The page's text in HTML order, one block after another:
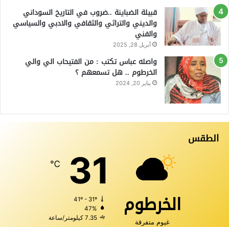
قبيلة الضباينة ..ضروب في التاريخ السوداني
والديني والتراثي والثقافي والادبي والسياسي
والفني
أبريل 28, 2025
واصله عباس تكتب : من الفتيحاب الي والي
الخرطوم .. هل تسمعهم ؟
يناير 20, 2024
الطقس
الخرطوم
غيوم متفرقة
31
℃
41º - 31º
47%
7.35 كيلومتر/ساعة